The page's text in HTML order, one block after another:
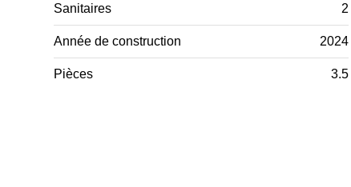
Sanitaires 2
Année de construction 2024
Pièces 3.5